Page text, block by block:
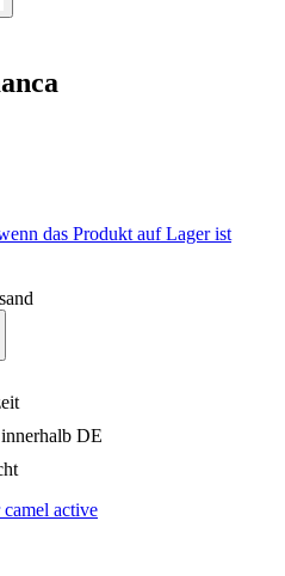
das Produkt auf Lager ist
DE
active